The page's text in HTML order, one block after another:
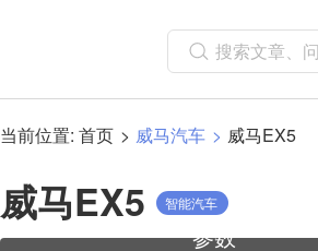
当前位置: 首页 威马汽车 威马EX5
威马EX5 智能汽车
参数